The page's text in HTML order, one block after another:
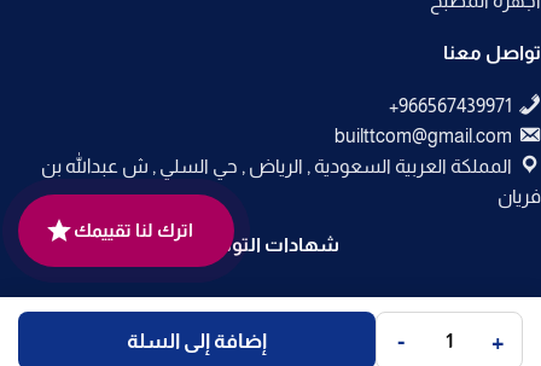
تواصل معنا
builttcom@gmail.com
المملكة العربية السعودية , الرياض , حي السلي , ش عبدالله بن
فريان
شهادات التوثيق
جميع الحقوق محفوظة لـمتجر بلت إن© 2025.
تم التطوير بواسطةCode Times
. +
- إضافة إلى السلة
اترك لنا تقييمك